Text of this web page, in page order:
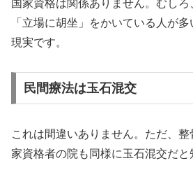
国家資格は関係ありません。むし
「立場に胡坐」をかいている人が
現実です。
民間療法は玉石混交
これは間違いありません。ただ、
家資格者の院も同様に玉石混交だと